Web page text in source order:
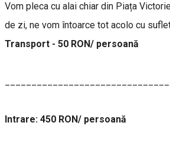
Vom pleca cu alai chiar din Piața
de zi, ne vom întoarce tot acolo cu
Transport - 50 RON/ persoană
Intrare: 450 RON/ persoană